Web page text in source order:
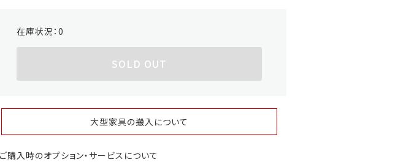
在庫状況： 0
SOLD OUT
大型家具の搬入について
ご購入時のオプション・サービスについて